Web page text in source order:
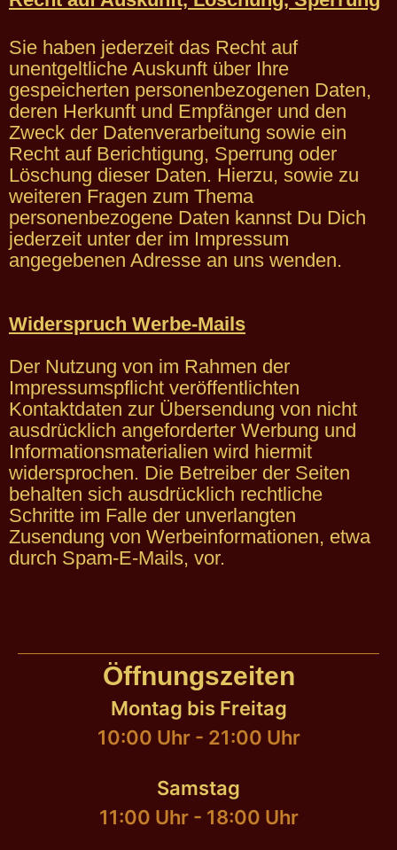
Sie haben jederzeit das Recht auf
unentgeltliche Auskunft über Ihre
gespeicherten personenbezogenen Daten,
deren Herkunft und Empfänger und den
Zweck der Datenverarbeitung sowie ein
Recht auf Berichtigung, Sperrung oder
Löschung dieser Daten. Hierzu, sowie zu
weiteren Fragen zum Thema
personenbezogene Daten kannst Du Dich
jederzeit unter der im Impressum
angegebenen Adresse an uns wenden.
Widerspruch Werbe-Mails
Der Nutzung von im Rahmen der
Impressumspflicht veröffentlichten
Kontaktdaten zur Übersendung von nicht
ausdrücklich angeforderter Werbung und
Informationsmaterialien wird hiermit
widersprochen. Die Betreiber der Seiten
behalten sich ausdrücklich rechtliche
Schritte im Falle der unverlangten
Zusendung von Werbeinformationen, etwa
durch Spam-E-Mails, vor.
Öffnungszeiten
Montag bis Freitag
10:00 Uhr - 21:00 Uhr
Samstag
11:00 Uhr - 18:00 Uhr